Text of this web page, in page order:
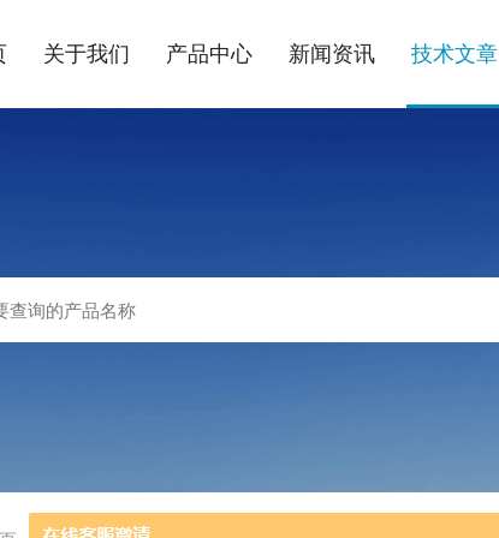
关于我们 产品中心 新闻资讯 技术文章